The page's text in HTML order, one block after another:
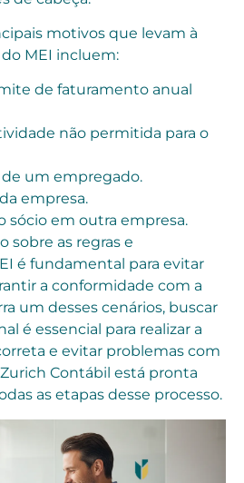
motivos que levam à
MEI incluem:
de faturamento anual
não permitida para o
um empregado.
empresa.
sócio em outra empresa.
sobre as regras e
é fundamental para evitar
a conformidade com a
um desses cenários, buscar
é essencial para realizar a
e evitar problemas com
Contábil está pronta
as etapas desse processo.